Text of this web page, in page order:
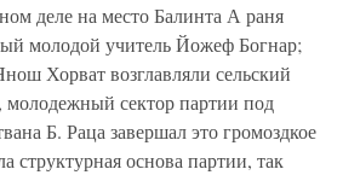
деле на место Балинта А раня
молодой учитель Йожеф Богнар;
Хорват возглавляли сельский
молодежный сектор партии под
Б. Раца завершал это громоздкое
структурная основа партии, так